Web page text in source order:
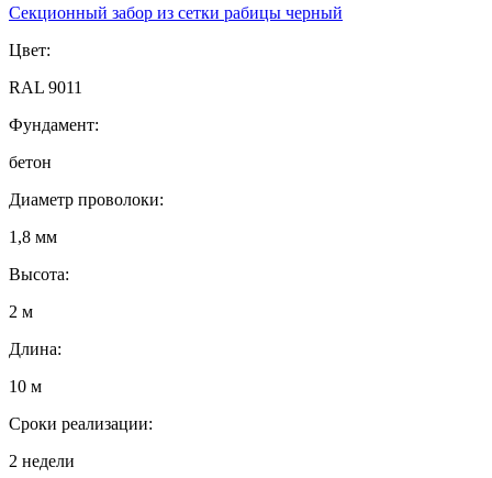
Секционный забор из сетки рабицы черный
Цвет:
RAL 9011
Фундамент:
бетон
Диаметр проволоки:
1,8 мм
Высота:
2 м
Длина:
10 м
Сроки реализации:
2 недели